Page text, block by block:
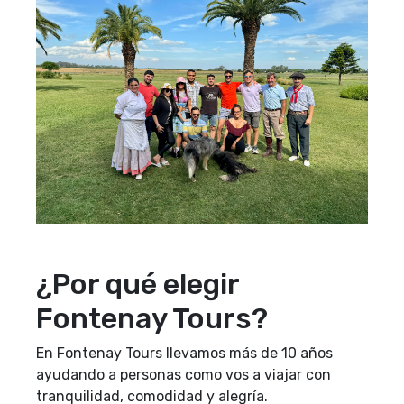
¿Por qué elegir
Fontenay Tours?
En Fontenay Tours llevamos más de 10 años
ayudando a personas como vos a viajar con
tranquilidad, comodidad y alegría.